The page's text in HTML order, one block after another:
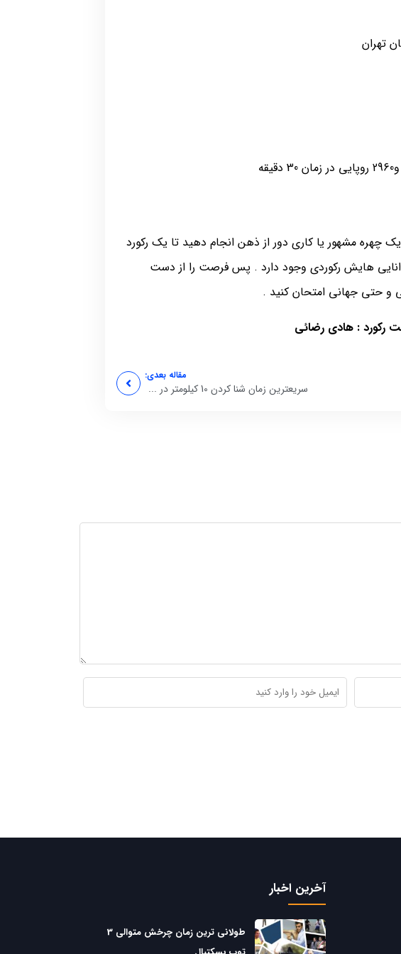
چهره مشهور یا کاری دور از ذهن انجام دهید تا یک رکورد
هایش رکوردی وجود دارد . پس فرصت را از دست
و حتی جهانی امتحان کنید .
رکورد : هادی رضائی
مقاله بعدی:
سریعترین زمان شنا کردن 10 کیلومتر در ...
آخرین اخبار
طولانی ترین زمان چرخش متوالی 3